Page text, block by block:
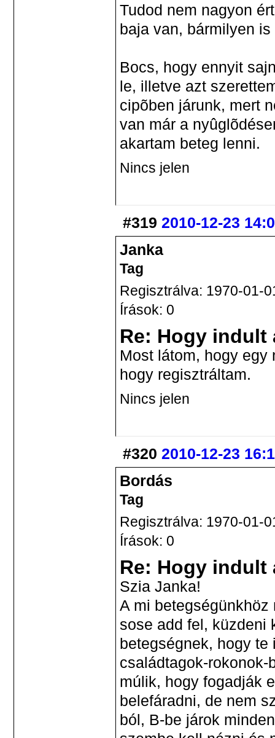
Tudod nem nagyon
baja van, bármilyen
Bocs, hogy ennyit
le, illetve azt
cipõben járunk, mert
van már a
akartam beteg lenni.
Nincs jelen
#319 2010-12-23
Janka
Tag
Regisztrálva: 1970-01-
Írások: 0
Re: Hogy indult
Most látom, hogy
hogy regisztráltam.
Nincs jelen
#320 2010-12-23
Bordás
Tag
Regisztrálva: 1970-01-
Írások: 0
Re: Hogy indult
Szia Janka!
A mi
sose add fel, küzdeni
betegségnek, hogy te
családtagok-
múlik, hogy fogadják
belefáradni, de nem
ból, B-be járok